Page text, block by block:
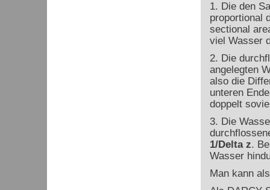
1. Die den
proportional
sectional
viel Wasser
2. Die
angelegten
also die
unteren
doppelt
3. Die
1/Delta z.
Wasser
Man kann